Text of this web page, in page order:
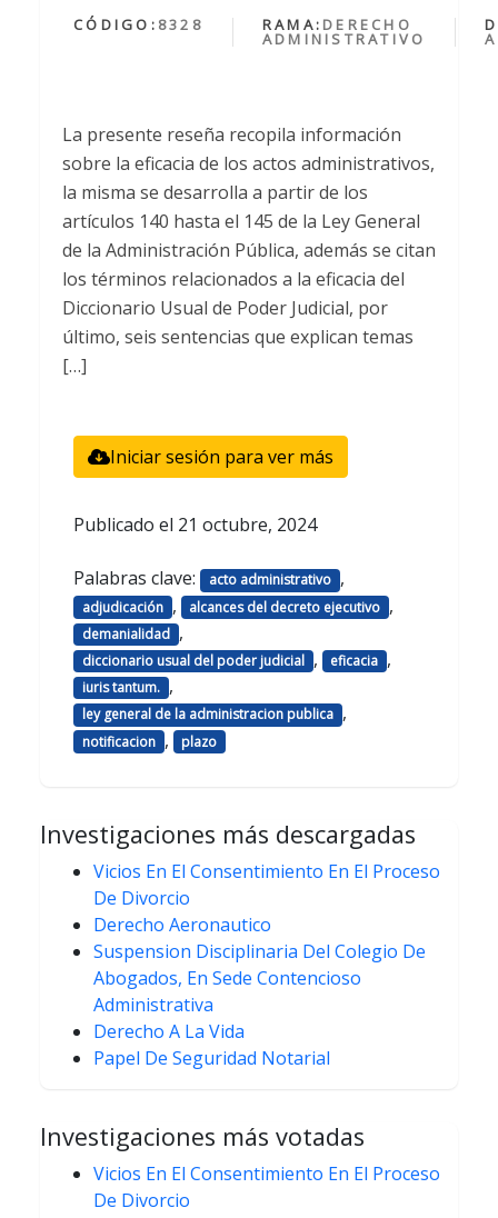
CÓDIGO: 8328 RAMA: DERECHO
ADMINISTRATIVO
La presente reseña recopila información
sobre la eficacia de los actos administrativos,
la misma se desarrolla a partir de los
artículos 140 hasta el 145 de la Ley General
de la Administración Pública, además se citan
los términos relacionados a la eficacia del
Diccionario Usual de Poder Judicial, por
último, seis sentencias que explican temas
[…]
Iniciar sesión para ver más
Publicado el 21 octubre, 2024
Palabras clave: acto administrativo ,
adjudicación , alcances del decreto ejecutivo ,
demanialidad ,
diccionario usual del poder judicial , eficacia ,
iuris tantum. ,
ley general de la administracion publica ,
notificacion , plazo
Investigaciones más descargadas
Vicios En El Consentimiento En El Proceso
De Divorcio
Derecho Aeronautico
Suspension Disciplinaria Del Colegio De
Abogados, En Sede Contencioso
Administrativa
Derecho A La Vida
Papel De Seguridad Notarial
Investigaciones más votadas
Vicios En El Consentimiento En El Proceso
De Divorcio